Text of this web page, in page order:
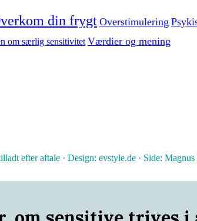
din frygt Overstimulering
om særlig sensitivitet Værdier og mening
efter aftale · Design: evstyle.de · Side: